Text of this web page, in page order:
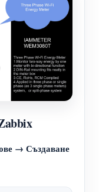
→ Създаване